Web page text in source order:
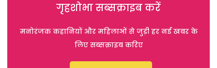
गृहशोभा सब्सक्राइब करें
मनोरंजक कहानियों और महिलाओं से जुड़ी हर नई खबर के
लिए सब्सक्राइब करिए